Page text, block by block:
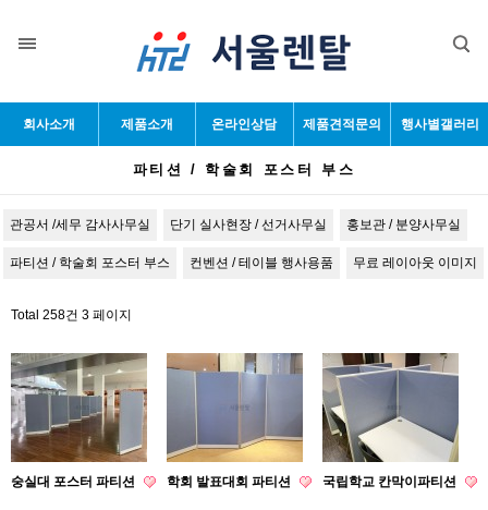
회사소개 제품소개 온라인상담 제품견적문의 행사별갤러리
파티션 / 학술회 포스터 부스
관공서 /세무 감사사무실 단기 실사현장 / 선거사무실 홍보관 / 분양사무실
파티션 / 학술회 포스터 부스 컨벤션 / 테이블 행사용품 무료 레이아웃 이미지
Total 258건 3 페이지
숭실대 포스터 파티션 학회 발표대회 파티션 국립학교 칸막이파티션